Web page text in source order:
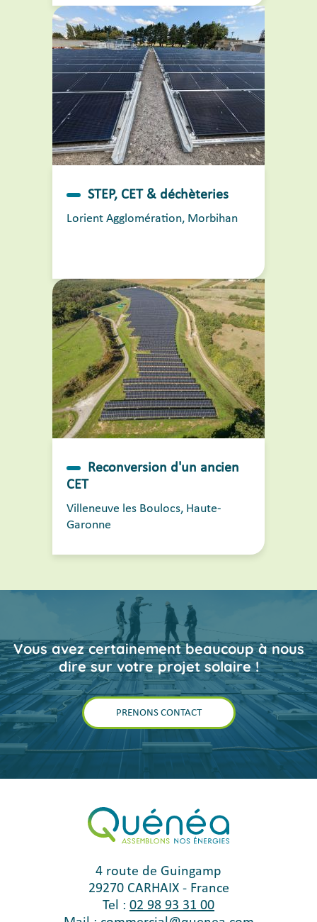
STEP, CET & déchèteries
Lorient Agglomération, Morbihan
Reconversion d'un ancien
CET
Villeneuve les Boulocs, Haute-
Garonne
Vous avez certainement beaucoup à nous
dire sur votre projet solaire !
PRENONS CONTACT
4 route de Guingamp
29270 CARHAIX- France
Tel : 02 98 93 31 00